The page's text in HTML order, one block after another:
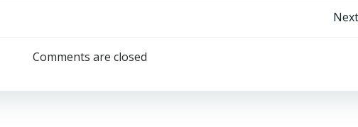
Comments are closed